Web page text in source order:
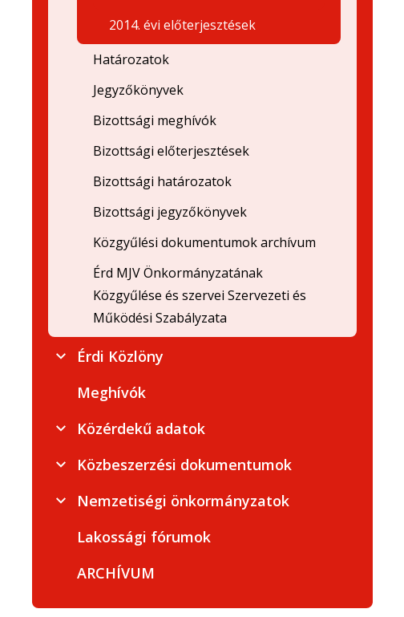
2014. évi előterjesztések
Határozatok
Jegyzőkönyvek
Bizottsági meghívók
Bizottsági előterjesztések
Bizottsági határozatok
Bizottsági jegyzőkönyvek
Közgyűlési dokumentumok archívum
Érd MJV Önkormányzatának
Közgyűlése és szervei Szervezeti és
Működési Szabályzata
Érdi Közlöny
Meghívók
Közérdekű adatok
Közbeszerzési dokumentumok
Nemzetiségi önkormányzatok
Lakossági fórumok
ARCHÍVUM